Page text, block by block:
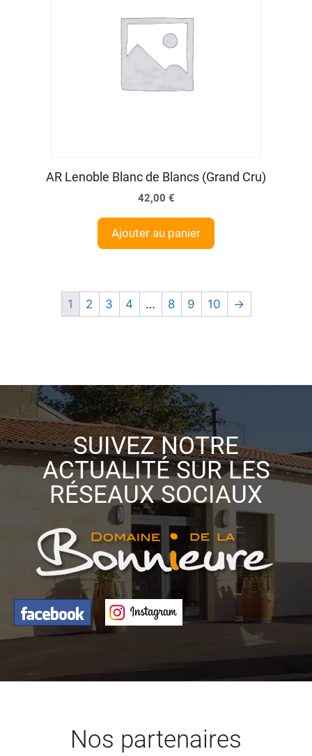
AR Lenoble Blanc de Blancs (Grand Cru)
42,00 €
Ajouter au panier
1 2 3 4 … 8 9 10 →
SUIVEZ NOTRE
ACTUALITÉ SUR LES
RÉSEAUX SOCIAUX
Nos partenaires